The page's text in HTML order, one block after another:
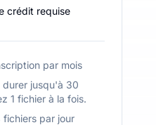
crédit requise
par mois
jusqu'à 30
1 fichier à la fois.
fichiers par jour